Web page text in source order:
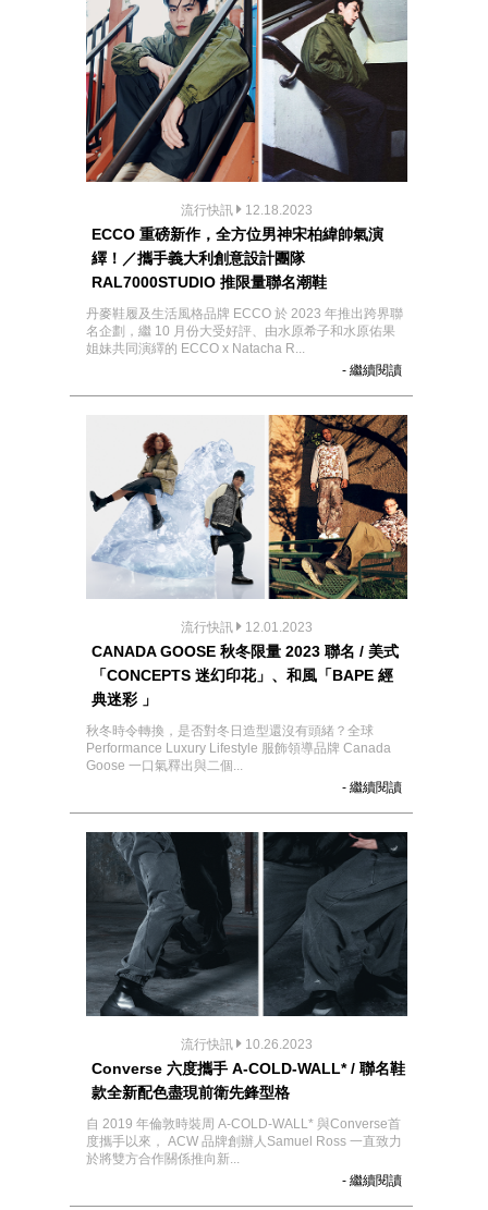
流行快訊 12.18.2023
ECCO 重磅新作，全方位男神宋柏緯帥氣演
繹！／攜手義大利創意設計團隊
RAL7000STUDIO 推限量聯名潮鞋
丹麥鞋履及生活風格品牌 ECCO 於 2023 年推出跨界聯
名企劃，繼 10 月份大受好評、由水原希子和水原佑果
姐妹共同演繹的 ECCO x Natacha R...
- 繼續閱讀
流行快訊 12.01.2023
CANADA GOOSE 秋冬限量 2023 聯名 / 美式
「CONCEPTS 迷幻印花」、和風「BAPE 經
典迷彩 」
秋冬時令轉換，是否對冬日造型還沒有頭緒？全球
Performance Luxury Lifestyle 服飾領導品牌 Canada
Goose 一口氣釋出與二個...
- 繼續閱讀
流行快訊 10.26.2023
Converse 六度攜手 A-COLD-WALL* / 聯名鞋
款全新配色盡現前衛先鋒型格
自 2019 年倫敦時裝周 A-COLD-WALL* 與Converse首
度攜手以來， ACW 品牌創辦人Samuel Ross 一直致力
於將雙方合作關係推向新...
- 繼續閱讀